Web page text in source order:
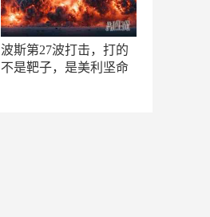
波斯第27波打击，打的
不是靶子，是美利坚命